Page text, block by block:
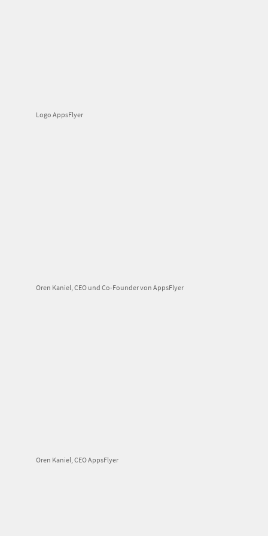
Logo AppsFlyer
Oren Kaniel, CEO und Co-Founder von AppsFlyer
Oren Kaniel, CEO AppsFlyer